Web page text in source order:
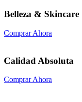
Belleza & Skincare
Comprar Ahora
Calidad Absoluta
Comprar Ahora